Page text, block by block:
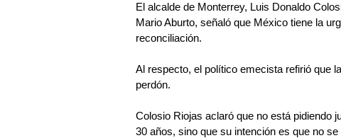
El alcalde de Monterrey, Luis Donaldo
Mario Aburto, señaló que México tiene la
reconciliación.
Al respecto, el político emecista refirió que
perdón.
Colosio Riojas aclaró que no está pidiendo
30 años, sino que su intención es que no